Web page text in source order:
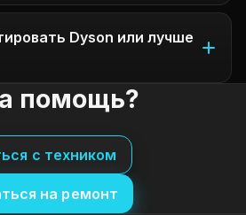
Dyson или лучше
помощь?
с техником
на ремонт